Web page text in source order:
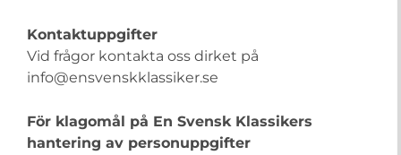
Kontaktuppgifter
Vid frågor kontakta oss dirket på
info@ensvenskklassiker.se
För klagomål på En Svensk Klassikers
hantering av personuppgifter